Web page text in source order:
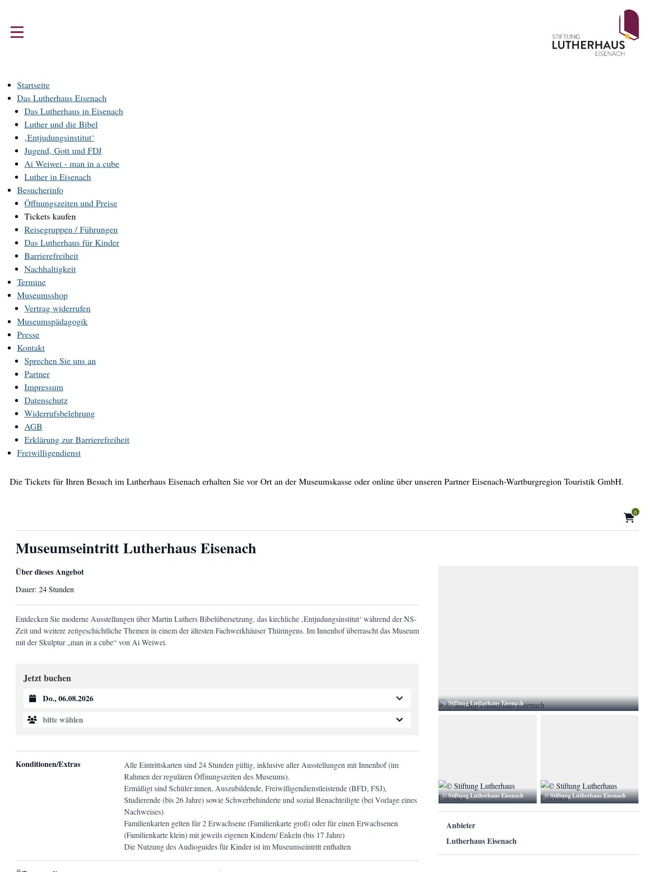
p
t
m
e
n
u
Startseite
Das Lutherhaus Eisenach
Das Lutherhaus in Eisenach
Luther und die Bibel
‚Entjudungsinstitut‘
Jugend, Gott und FDJ
Ai Weiwei - man in a cube
Luther in Eisenach
Besucherinfo
Öffnungszeiten und Preise
Tickets kaufen
Reisegruppen / Führungen
Das Lutherhaus für Kinder
Barrierefreiheit
Nachhaltigkeit
Termine
Museumsshop
Vertrag widerrufen
Museumspädagogik
Presse
Kontakt
Sprechen Sie uns an
Partner
Impressum
Datenschutz
Widerrufsbelehrung
AGB
Erklärung zur Barrierefreiheit
Freiwilligendienst
Die Tickets für Ihren Besuch im Lutherhaus Eisenach erhalten Sie vor Ort an der Museumskasse oder online über unseren Partner Eisenach-Wartburgregion Touristik GmbH.
0
Museumseintritt Lutherhaus Eisenach
Über dieses Angebot
Dauer: 24 Stunden
Entdecken Sie moderne Ausstellungen über Martin Luthers Bibelübersetzung, das kirchliche ‚Entjudungsinstitut‘ während der NS-
Zeit und weitere zeitgeschichtliche Themen in einem der ältesten Fachwerkhäuser Thüringens. Im Innenhof überrascht das Museum
mit der Skulptur „man in a cube“ von Ai Weiwei.
Jetzt buchen
bitte wählen
Konditionen/Extras
Alle Eintrittskarten sind 24 Stunden gültig, inklusive aller Ausstellungen mit Innenhof (im
Rahmen der regulären Öffnungszeiten des Museums).
Ermäßigt sind Schüler:innen, Auszubildende, Freiwilligendienstleistende (BFD, FSJ),
Studierende (bis 26 Jahre) sowie Schwerbehinderte und sozial Benachteiligte (bei Vorlage eines
Nachweises)
Familienkarten gelten für 2 Erwachsene (Familienkarte groß) oder für einen Erwachsenen
(Familienkarte klein) mit jeweils eigenen Kindern/ Enkeln (bis 17 Jahre)
Die Nutzung des Audioguides für Kinder ist im Museumseintritt enthalten
© Stiftung Lutherhaus Eisenach
© Stiftung Lutherhaus Eisenach © Stiftung Lutherhaus Eisenach
Anbieter
Lutherhaus Eisenach